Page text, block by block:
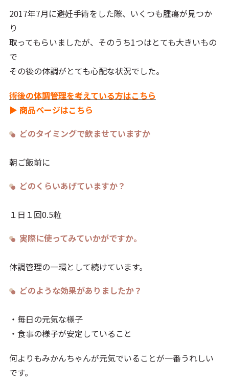
2017年7月に避妊手術をした際、いくつも腫瘍が見つか
り
取ってもらいましたが、そのうち1つはとても大きいもの
で
その後の体調がとても心配な状況でした。
術後の体調管理を考えている方はこちら
▶ 商品ページはこちら
どのタイミングで飲ませていますか
朝ご飯前に
どのくらいあげていますか？
１日１回0.5粒
実際に使ってみていかがですか。
体調管理の一環として続けています。
どのような効果がありましたか？
・毎日の元気な様子
・食事の様子が安定していること
何よりもみかんちゃんが元気でいることが一番うれしい
です。